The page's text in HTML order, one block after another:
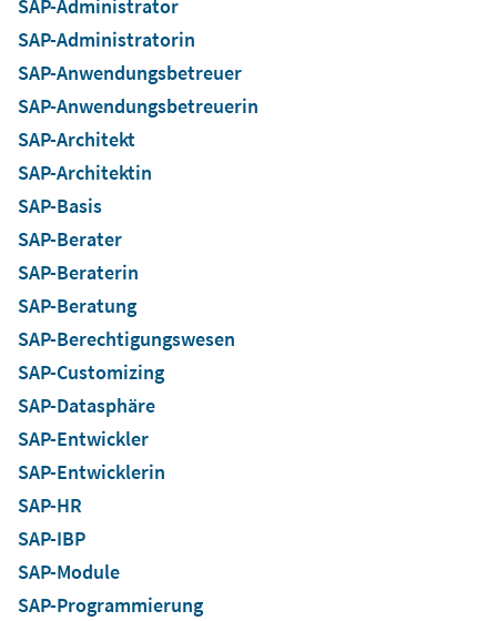
SAP-Administrator
SAP-Administratorin
SAP-Anwendungsbetreuer
SAP-Anwendungsbetreuerin
SAP-Architekt
SAP-Architektin
SAP-Basis
SAP-Berater
SAP-Beraterin
SAP-Beratung
SAP-Berechtigungswesen
SAP-Customizing
SAP-Datasphäre
SAP-Entwickler
SAP-Entwicklerin
SAP-HR
SAP-IBP
SAP-Module
SAP-Programmierung